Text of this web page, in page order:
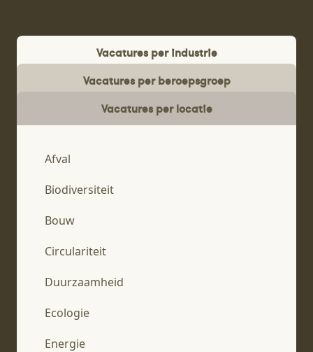
Vacatures per industrie
Vacatures per beroepsgroep
Vacatures per locatie
Afval
Biodiversiteit
Bouw
Circulariteit
Duurzaamheid
Ecologie
Energie